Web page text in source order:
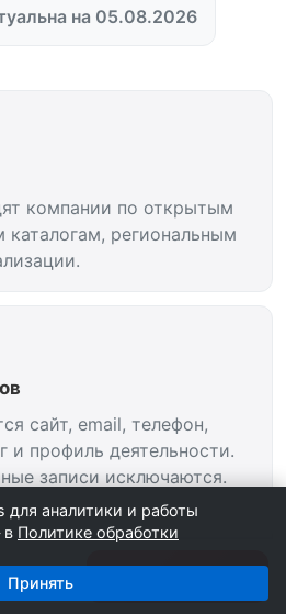
на 05.08.2026
компании по открытым
каталогам, региональным
сайт, email, телефон,
и профиль деятельности.
записи исключаются.
для аналитики и работы
в Политике обработки
Принять